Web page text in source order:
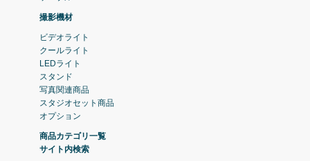
撮影機材
ビデオライト
クールライト
LEDライト
スタンド
写真関連商品
スタジオセット商品
オプション
商品カテゴリ一覧
サイト内検索